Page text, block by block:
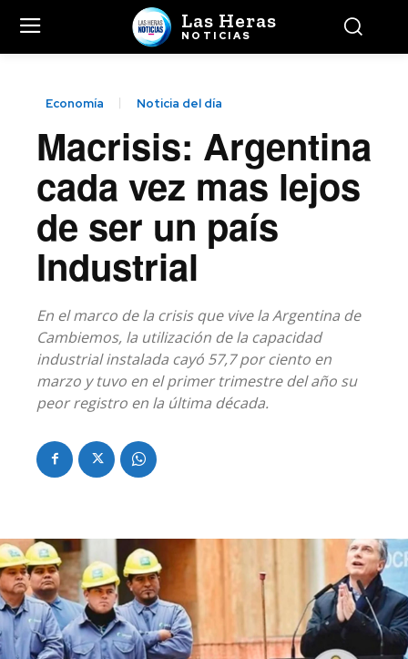
Las Heras
NOTICIAS
Economía Noticia del día
Macrisis: Argentina
cada vez mas lejos
de ser un país
Industrial
En el marco de la crisis que vive la Argentina de
Cambiemos, la utilización de la capacidad
industrial instalada cayó 57,7 por ciento en
marzo y tuvo en el primer trimestre del año su
peor registro en la última década.